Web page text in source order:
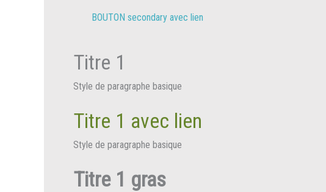
BOUTON secondary avec lien
Titre 1
Style de paragraphe basique
Titre 1 avec lien
Style de paragraphe basique
Titre 1 gras